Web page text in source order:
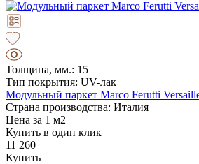
Толщина, мм.: 15
Тип покрытия: UV-лак
Модульный паркет Marco Ferutti
Страна производства: Италия
Цена за 1 м2
Купить в один клик
11 260
Купить